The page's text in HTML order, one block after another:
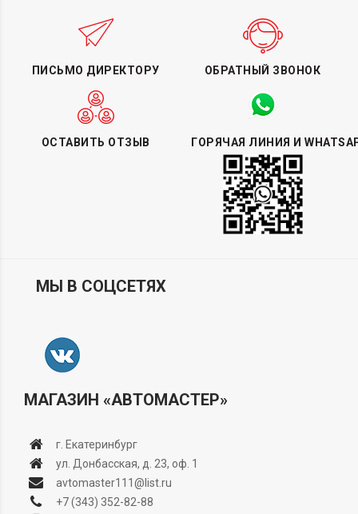
ПИСЬМО ДИРЕКТОРУ ОБРАТНЫЙ ЗВОНОК
ОСТАВИТЬ ОТЗЫВ ГОРЯЧАЯ ЛИНИЯ И
МЫ В СОЦСЕТЯХ
МАГАЗИН «АВТОМАСТЕР»
г. Екатеринбург
ул. Донбасская, д. 23, оф. 1
avtomaster111@list.ru
+7 (343) 352-82-88